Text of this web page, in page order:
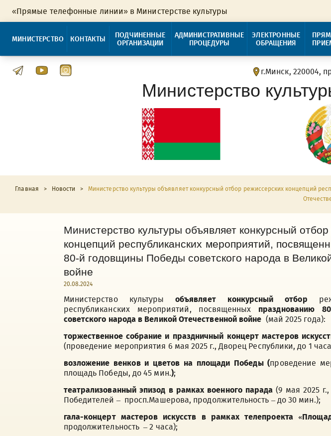
«Прямые телефонные линии» в Министерстве культуры
МИНИСТЕРСТВО КОНТАКТЫ
ПОДЧИНЕННЫЕ
ОРГАНИЗАЦИИ
АДМИНИСТРАТИВНЫЕ
ПРОЦЕДУРЫ
ЭЛЕКТРОННЫЕ
ОБРАЩЕНИЯ
г.Минск, 220004,
Министерство
Главная > Новости >
Министерство культуры объявляет конкурсный отбор режиссерских концепций
Министерство культуры объявляет конкурсный
концепций республиканских мероприятий,
80-й годовщины Победы советского народа в
войне
20.08.2024
Министерство культурыобъявляет конкурсный отбор
республиканских мероприятий, посвященных празднованию
советского народа в Великой Отечественной войне (май 2025 года):
торжественное собрание и праздничный концерт мастеров
(проведение мероприятия 6 мая 2025 г., Дворец Республики, до 1
возложение венков и цветов на площади Победы (проведение
площадь Победы, до 45 мин.);
театрализованный эпизод в рамках военного парада(9 мая 2025
Победителей – просп.Машерова, продолжительность – до 30 мин.);
гала-концерт мастеров искусств в рамках телепроекта
продолжительность – 2 часа);